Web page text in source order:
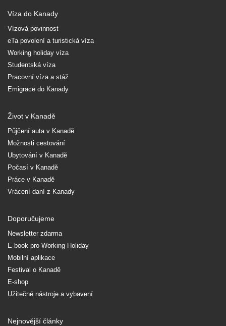
Víza do Kanady
Vízová povinnost
eTa povolení a turistická víza
Working holiday víza
Studentská víza
Pracovní víza a stáž
Emigrace do Kanady
Život v Kanadě
Půjčení auta v Kanadě
Možnosti cestování
Ubytování v Kanadě
Počasí v Kanadě
Práce v Kanadě
Vrácení daní z Kanady
Doporučujeme
Newsletter zdarma
E-book pro Working Holiday
Mobilní aplikace
Festival o Kanadě
E-shop
Užitečné nástroje a vybavení
Nejnovější články